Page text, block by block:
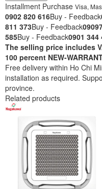
Installment Purchase Visa,
0902 820 616Buy - Feedback
811 373Buy - Feedback
585Buy - Feedback0901 344
The selling price includes
100 percent NEW-
Free delivery within Ho Chi
installation as required.
province.
Related products